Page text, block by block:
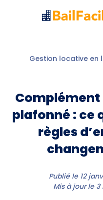
Gestion locative en
plafonné : ce
règles
Publié le 12
Mis à jour le 3